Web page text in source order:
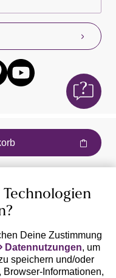
Deine Zustimmung
Datennutzungen, um
speichern und/oder
Informationen,